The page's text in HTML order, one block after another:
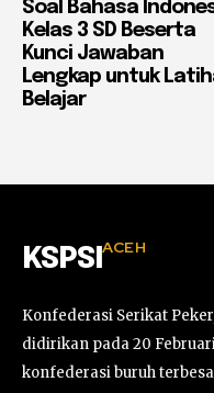
Soal Bahasa
Kelas 3 SD Beserta
Kunci Jawaban
Lengkap untuk
Belajar
KSPSIACEH
Konfederasi Serikat
didirikan pada 20
konfederasi buruh